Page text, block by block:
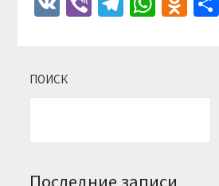
ПОИСК
Последние записи